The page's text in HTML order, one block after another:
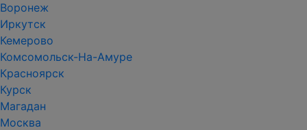
Воронеж
Иркутск
Кемерово
Комсомольск-На-Амуре
Красноярск
Курск
Магадан
Москва